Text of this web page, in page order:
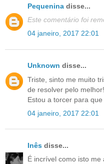
Pequenina disse...
Este comentário foi
04 janeiro, 2017 22:01
Unknown disse...
Triste, sinto me muito
de resolver pelo melhor!
Estou a torcer para
04 janeiro, 2017 22:01
Inês disse...
É incrível como isto